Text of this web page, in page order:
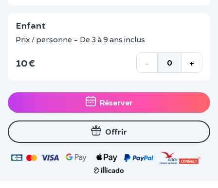
Enfant
Prix / personne - De 3 à 9 ans inclus
10 € - +
Réserver
Offrir